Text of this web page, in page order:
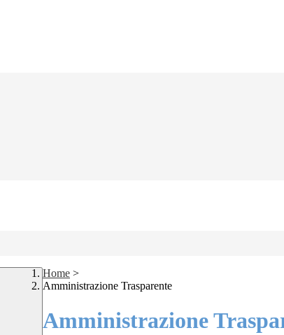
Home >
Amministrazione Trasparente
Amministrazione